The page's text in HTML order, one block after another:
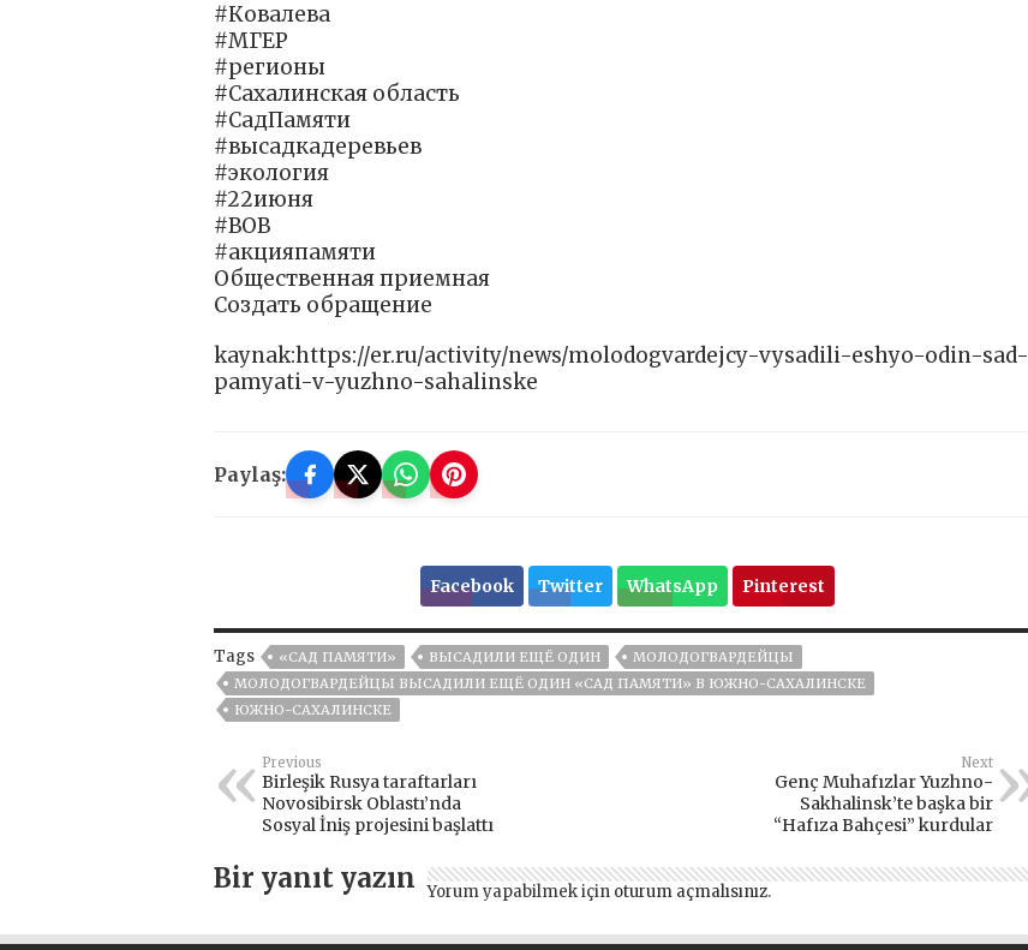
#Ковалева
#МГЕР
#регионы
#Сахалинская область
#СадПамяти
#высадкадеревьев
#экология
#22июня
#ВОВ
#акцияпамяти
Общественная приемная
Создать обращение
kaynak:https://er.ru/activity/news/molodogvardejcy-vysadili-eshyo-odin-sad-
pamyati-v-yuzhno-sahalinske
Paylaş:
Facebook Twitter WhatsApp Pinterest
Tags «САД ПАМЯТИ» ВЫСАДИЛИ ЕЩЁ ОДИН
МОЛОДОГВАРДЕЙЦЫ
МОЛОДОГВАРДЕЙЦЫ ВЫСАДИЛИ ЕЩЁ ОДИН «САД ПАМЯТИ» В ЮЖНО-САХАЛИНСКЕ
ЮЖНО-САХАЛИНСКЕ
Previous
Birleşik Rusya taraftarları
Novosibirsk Oblastı’nda
Sosyal İniş projesini başlattı
Next
Genç Muhafızlar Yuzhno-
Sakhalinsk’te başka bir
“Hafıza Bahçesi” kurdular
Bir yanıt yazın Yorum yapabilmek için oturum açmalısınız.